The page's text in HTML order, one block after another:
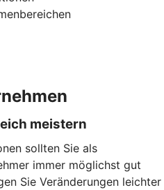
meistern
sollten Sie als
immer möglichst gut
Sie Veränderungen leichter